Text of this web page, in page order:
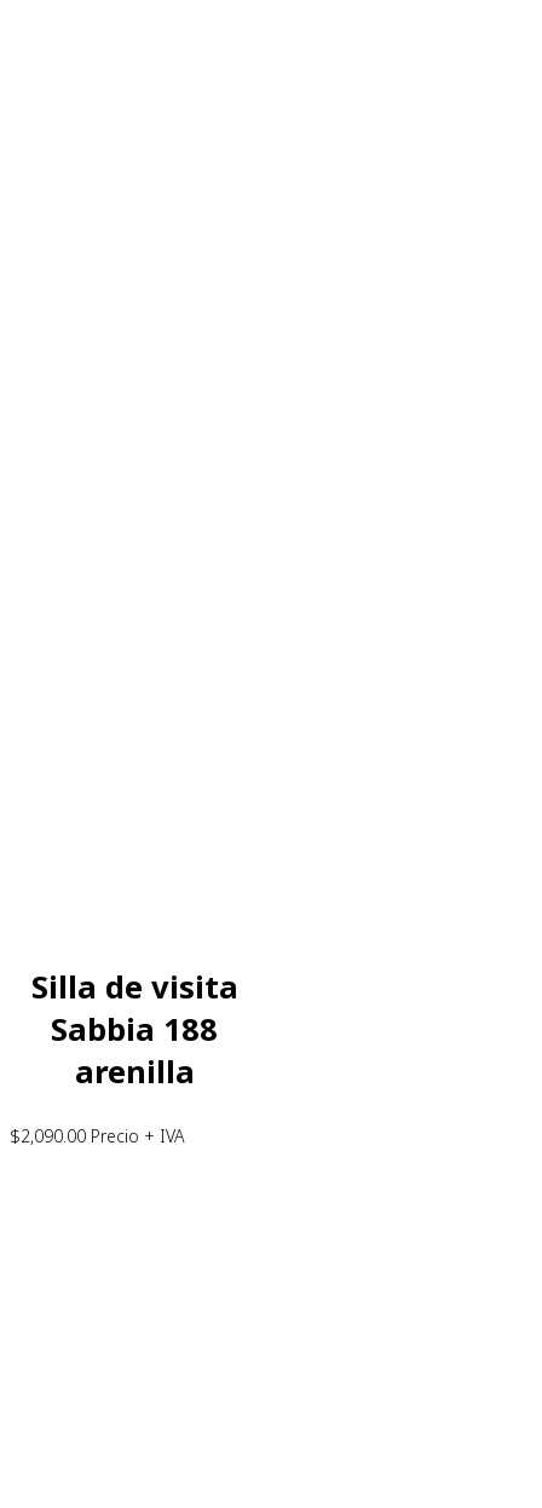
Silla de visita
Sabbia 188
arenilla
$2,090.00 Precio + IVA